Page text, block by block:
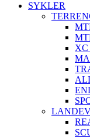
SYKLER
XC